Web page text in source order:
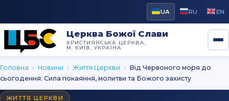
UA RU EN
Церква Божої Слави
ХРИСТИЯНСЬКА ЦЕРКВА,
М. КИЇВ, УКРАЇНА
Головна › Новини › Життя Церкви › Від Червоного моря до
сьогодення: Сила покаяння, молитви та Божого захисту
ЖИТТЯ ЦЕРКВИ